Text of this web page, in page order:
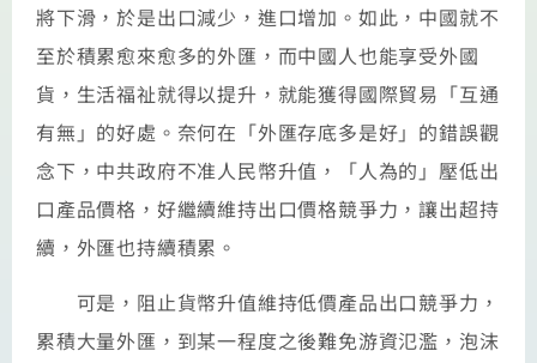
將下滑，於是出口減少，進口增加。如此，中國就不
至於積累愈來愈多的外匯，而中國人也能享受外國
貨，生活福祉就得以提升，就能獲得國際貿易「互通
有無」的好處。奈何在「外匯存底多是好」的錯誤觀
念下，中共政府不准人民幣升值，「人為的」壓低出
口產品價格，好繼續維持出口價格競爭力，讓出超持
續，外匯也持續積累。
可是，阻止貨幣升值維持低價產品出口競爭力，
累積大量外匯，到某一程度之後難免游資氾濫，泡沫